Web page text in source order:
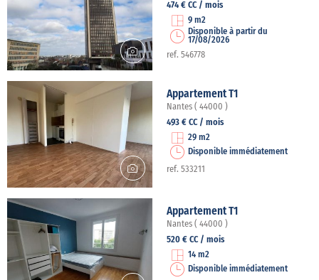
474 € CC / mois
9 m2
Disponible à partir du
17/08/2026
ref. 546778
Appartement T1
Nantes ( 44000 )
493 € CC / mois
29 m2
Disponible immédiatement
ref. 533211
Appartement T1
Nantes ( 44000 )
520 € CC / mois
14 m2
Disponible immédiatement